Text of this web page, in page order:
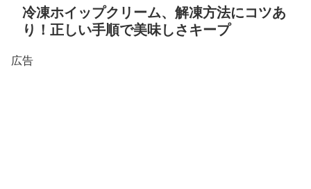
冷凍ホイップクリーム、解凍方法にコツあ
り！正しい手順で美味しさキープ
広告